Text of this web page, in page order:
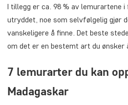
I tillegg er ca. 98 % av lemurartene
utryddet, noe som selvfølgelig gjør
vanskeligere å finne. Det beste
om det er en bestemt art du ønsker
7 lemurarter du kan
Madagaskar